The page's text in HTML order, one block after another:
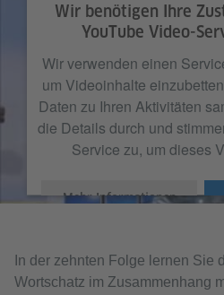
Wir benötigen Ihre
YouTube Video-
Wir verwenden einen
um Videoinhalte
Daten zu Ihren Aktivitäten
die Details durch und
Service zu, um dieses
Mehr Informationen
In der zehnten Folge lernen Sie
Wortschatz im Zusammenhang